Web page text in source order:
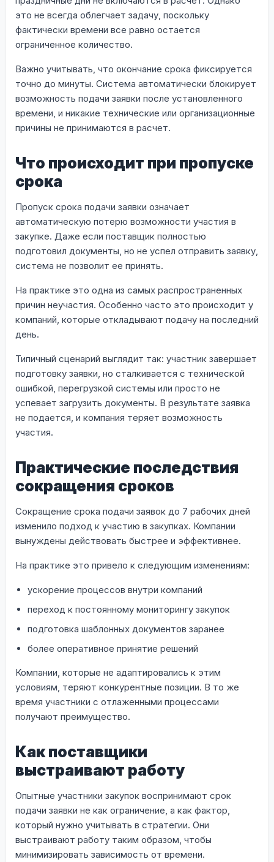
это не всегда облегчает задачу, поскольку
фактически времени все равно остается
ограниченное количество.
Важно учитывать, что окончание срока фиксируется
точно до минуты. Система автоматически блокирует
возможность подачи заявки после установленного
времени, и никакие технические или организационные
причины не принимаются в расчет.
Что происходит при пропуске
срока
Пропуск срока подачи заявки означает
автоматическую потерю возможности участия в
закупке. Даже если поставщик полностью
подготовил документы, но не успел отправить заявку,
система не позволит ее принять.
На практике это одна из самых распространенных
причин неучастия. Особенно часто это происходит у
компаний, которые откладывают подачу на последний
день.
Типичный сценарий выглядит так: участник завершает
подготовку заявки, но сталкивается с технической
ошибкой, перегрузкой системы или просто не
успевает загрузить документы. В результате заявка
не подается, и компания теряет возможность
участия.
Практические последствия
сокращения сроков
Сокращение срока подачи заявок до 7 рабочих дней
изменило подход к участию в закупках. Компании
вынуждены действовать быстрее и эффективнее.
На практике это привело к следующим изменениям:
ускорение процессов внутри компаний
переход к постоянному мониторингу закупок
подготовка шаблонных документов заранее
более оперативное принятие решений
Компании, которые не адаптировались к этим
условиям, теряют конкурентные позиции. В то же
время участники с отлаженными процессами
получают преимущество.
Как поставщики
выстраивают работу
Опытные участники закупок воспринимают срок
подачи заявки не как ограничение, а как фактор,
который нужно учитывать в стратегии. Они
выстраивают работу таким образом, чтобы
минимизировать зависимость от времени.